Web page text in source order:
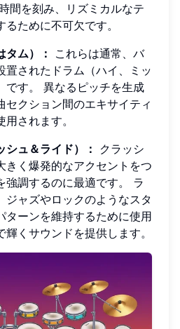
間を刻み、リズミカルなテ
ために不可欠です。
タム）：
これらは通常、バ
置されたドラム（ハイ、ミッ
です。 異なるピッチを生成
クション間のエキサイティ
されます。
シュ＆ライド）：
クラッシ
きく爆発的なアクセントをつ
強調するのに最適です。 ラ
ジャズやロックのようなスタ
ターンを維持するために使用
輝くサウンドを提供します。